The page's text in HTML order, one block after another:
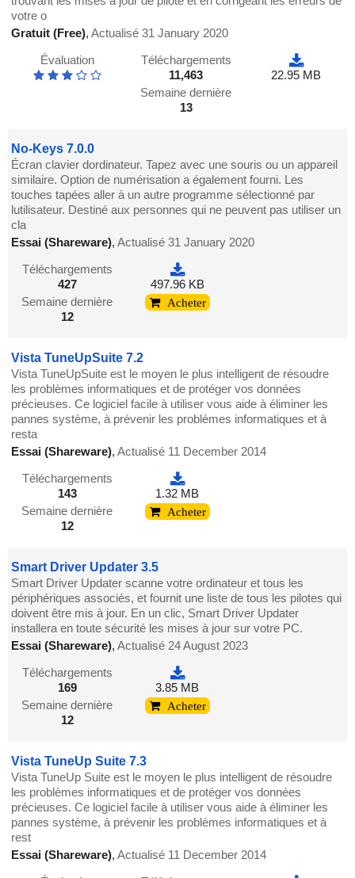
votre o
Gratuit (Free),Actualisé 31 January 2020
Évaluation
Téléchargements
11,463
Semaine dernière
13
22.95 MB
No-Keys 7.0.0
Écran clavier dordinateur. Tapez avec une souris ou un appareil
similaire. Option de numérisation a également fourni. Les
touches tapées aller à un autre programme sélectionné par
lutilisateur. Destiné aux personnes qui ne peuvent pas utiliser un
cla
Essai (Shareware),Actualisé 31 January 2020
Téléchargements
427
Semaine dernière
12
497.96 KB
Acheter
Vista TuneUpSuite 7.2
Vista TuneUpSuite est le moyen le plus intelligent de résoudre
les problèmes informatiques et de protéger vos données
précieuses. Ce logiciel facile à utiliser vous aide à éliminer les
pannes système, à prévenir les problèmes informatiques et à
resta
Essai (Shareware),Actualisé 11 December 2014
Téléchargements
143
Semaine dernière
12
1.32 MB
Acheter
Smart Driver Updater 3.5
Smart Driver Updater scanne votre ordinateur et tous les
périphériques associés, et fournit une liste de tous les pilotes qui
doivent être mis à jour. En un clic, Smart Driver Updater
installera en toute sécurité les mises à jour sur votre PC.
Essai (Shareware),Actualisé 24 August 2023
Téléchargements
169
Semaine dernière
12
3.85 MB
Acheter
Vista TuneUp Suite 7.3
Vista TuneUp Suite est le moyen le plus intelligent de résoudre
les problèmes informatiques et de protéger vos données
précieuses. Ce logiciel facile à utiliser vous aide à éliminer les
pannes système, à prévenir les problèmes informatiques et à
rest
Essai (Shareware),Actualisé 11 December 2014